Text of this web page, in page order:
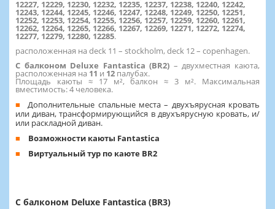
12227, 12229, 12230, 12232, 12235, 12237, 12238, 12240, 12242,
12243, 12244, 12245, 12246, 12247, 12248, 12249, 12250, 12251,
12252, 12253, 12254, 12255, 12256, 12257, 12259, 12260, 12261,
12262, 12264, 12265, 12266, 12267, 12269, 12271, 12272, 12274,
12277, 12279, 12280, 12285.
расположенная на deck 11 – stockholm, deck 12 – copenhagen.
С балконом Deluxe Fantastica (BR2) – двухместная каюта,
расположенная на 11 и 12 палубах.
Площадь каюты ≈ 17 м², балкон ≈ 3 м². Максимальная
вместимость: 4 человека.
Дополнительные спальные места – двухъярусная кровать
или диван, трансформирующийся в двухъярусную кровать, и/
или раскладной диван.
Возможности каюты Fantastica
Виртуальный тур по каюте BR2
С балконом Deluxe Fantastica (BR3)